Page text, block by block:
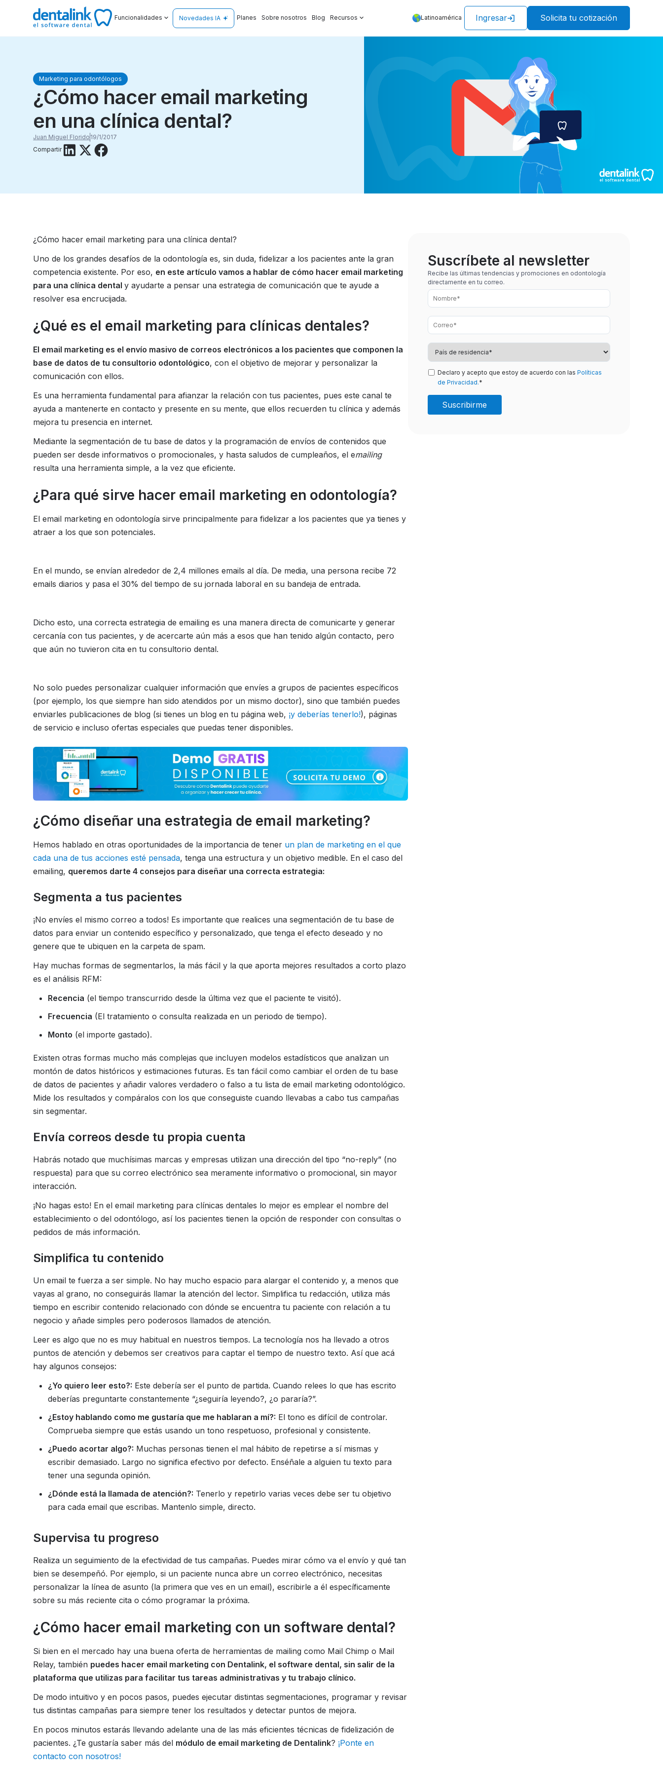
Funcionalidades Novedades IA Planes Sobre nosotros Blog Recursos Latinoamérica Ingresar Solicita tu cotización
Marketing para odontólogos
¿Cómo hacer email marketing
en una clínica dental?
Juan Miguel Florido 19/1/2017
Compartir
¿Cómo hacer email marketing para una clínica dental?
Uno de los grandes desafíos de la odontología es, sin duda, fidelizar a los pacientes ante la gran
competencia existente. Por eso, en este artículo vamos a hablar de cómo hacer email marketing
para una clínica dentaly ayudarte a pensar una estrategia de comunicación que te ayude a
resolver esa encrucijada.
¿Qué es el email marketing para clínicas dentales?
El email marketing es el envío masivo de correos electrónicos a los pacientes que componen la
base de datos de tu consultorio odontológico, con el objetivo de mejorar y personalizar la
comunicación con ellos.
Es una herramienta fundamental para afianzar la relación con tus pacientes, pues este canal te
ayuda a mantenerte en contacto y presente en su mente, que ellos recuerden tu clínica y además
mejora tu presencia en internet.
Mediante la segmentación de tu base de datos y la programación de envíos de contenidos que
pueden ser desde informativos o promocionales, y hasta saludos de cumpleaños, el emailing
resulta una herramienta simple, a la vez que eficiente.
¿Para qué sirve hacer email marketing en odontología?
El email marketing en odontología sirve principalmente para fidelizar a los pacientes que ya tienes y
atraer a los que son potenciales.
En el mundo, se envían alrededor de 2,4 millones emails al día. De media, una persona recibe 72
emails diarios y pasa el 30% del tiempo de su jornada laboral en su bandeja de entrada.
Dicho esto, una correcta estrategia de emailing es una manera directa de comunicarte y generar
cercanía con tus pacientes, y de acercarte aún más a esos que han tenido algún contacto, pero
que aún no tuvieron cita en tu consultorio dental.
No solo puedes personalizar cualquier información que envíes a grupos de pacientes específicos
(por ejemplo, los que siempre han sido atendidos por un mismo doctor), sino que también puedes
enviarles publicaciones de blog (si tienes un blog en tu página web, ¡y deberías tenerlo!), páginas
de servicio e incluso ofertas especiales que puedas tener disponibles.
¿Cómo diseñar una estrategia de email marketing?
Hemos hablado en otras oportunidades de la importancia de tener un plan de marketing en el que
cada una de tus acciones esté pensada, tenga una estructura y un objetivo medible. En el caso del
emailing, queremos darte 4 consejos para diseñar una correcta estrategia:
Segmenta a tus pacientes
¡No envíes el mismo correo a todos! Es importante que realices una segmentación de tu base de
datos para enviar un contenido específico y personalizado, que tenga el efecto deseado y no
genere que te ubiquen en la carpeta de spam.
Hay muchas formas de segmentarlos, la más fácil y la que aporta mejores resultados a corto plazo
es el análisis RFM:
Recencia (el tiempo transcurrido desde la última vez que el paciente te visitó).
Frecuencia (El tratamiento o consulta realizada en un periodo de tiempo).
Monto (el importe gastado).
Existen otras formas mucho más complejas que incluyen modelos estadísticos que analizan un
montón de datos históricos y estimaciones futuras. Es tan fácil como cambiar el orden de tu base
de datos de pacientes y añadir valores verdadero o falso a tu lista de email marketing odontológico.
Mide los resultados y compáralos con los que conseguiste cuando llevabas a cabo tus campañas
sin segmentar.
Envía correos desde tu propia cuenta
Habrás notado que muchísimas marcas y empresas utilizan una dirección del tipo “no-reply” (no
respuesta) para que su correo electrónico sea meramente informativo o promocional, sin mayor
interacción.
¡No hagas esto! En el email marketing para clínicas dentales lo mejor es emplear el nombre del
establecimiento o del odontólogo, así los pacientes tienen la opción de responder con consultas o
pedidos de más información.
Simplifica tu contenido
Un email te fuerza a ser simple. No hay mucho espacio para alargar el contenido y, a menos que
vayas al grano, no conseguirás llamar la atención del lector. Simplifica tu redacción, utiliza más
tiempo en escribir contenido relacionado con dónde se encuentra tu paciente con relación a tu
negocio y añade simples pero poderosos llamados de atención.
Leer es algo que no es muy habitual en nuestros tiempos. La tecnología nos ha llevado a otros
puntos de atención y debemos ser creativos para captar el tiempo de nuestro texto. Así que acá
hay algunos consejos:
¿Yo quiero leer esto?: Este debería ser el punto de partida. Cuando relees lo que has escrito
deberías preguntarte constantemente “¿seguiría leyendo?, ¿o pararía?”.
¿Estoy hablando como me gustaría que me hablaran a mí?: El tono es difícil de controlar.
Comprueba siempre que estás usando un tono respetuoso, profesional y consistente.
¿Puedo acortar algo?: Muchas personas tienen el mal hábito de repetirse a sí mismas y
escribir demasiado. Largo no significa efectivo por defecto. Enséñale a alguien tu texto para
tener una segunda opinión.
¿Dónde está la llamada de atención?: Tenerlo y repetirlo varias veces debe ser tu objetivo
para cada email que escribas. Mantenlo simple, directo.
Supervisa tu progreso
Realiza un seguimiento de la efectividad de tus campañas. Puedes mirar cómo va el envío y qué tan
bien se desempeñó. Por ejemplo, si un paciente nunca abre un correo electrónico, necesitas
personalizar la línea de asunto (la primera que ves en un email), escribirle a él específicamente
sobre su más reciente cita o cómo programar la próxima.
¿Cómo hacer email marketing con un software dental?
Si bien en el mercado hay una buena oferta de herramientas de mailing como Mail Chimp o Mail
Relay, también puedes hacer email marketing con Dentalink, el software dental, sin salir de la
plataforma que utilizas para facilitar tus tareas administrativas y tu trabajo clínico.
De modo intuitivo y en pocos pasos, puedes ejecutar distintas segmentaciones, programar y revisar
tus distintas campañas para siempre tener los resultados y detectar puntos de mejora.
En pocos minutos estarás llevando adelante una de las más eficientes técnicas de fidelización de
pacientes. ¿Te gustaría saber más del módulo de email marketing de Dentalink? ¡Ponte en
contacto con nosotros!
Suscríbete al newsletter
Recibe las últimas tendencias y promociones en odontología
directamente en tu correo.
Declaro y acepto que estoy de acuerdo con las Políticas
de Privacidad.*